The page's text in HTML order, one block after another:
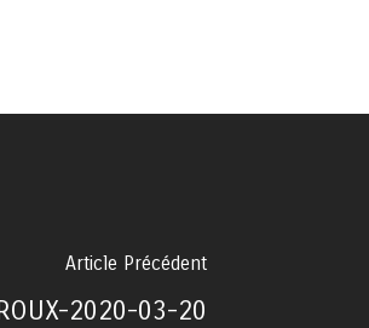
Article Précédent
2020-03-20